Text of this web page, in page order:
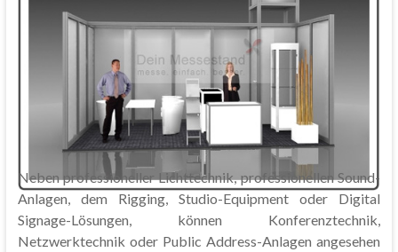
Neben professioneller Lichttechnik, professionellen Sound-
Anlagen, dem Rigging, Studio-Equipment oder Digital
Signage-Lösungen, können Konferenztechnik,
Netzwerktechnik oder Public Address-Anlagen angesehen